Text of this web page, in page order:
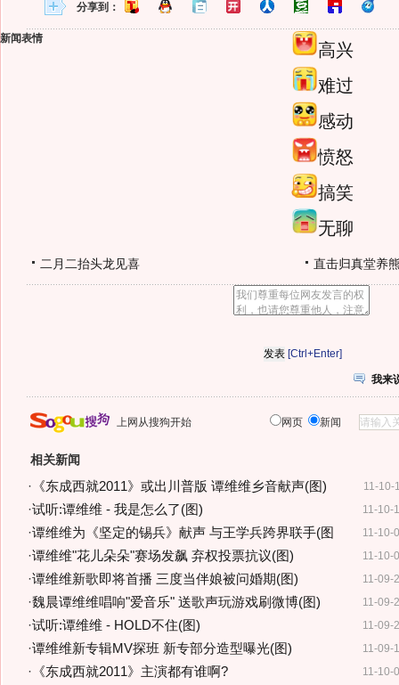
分享到：
新闻表情
高兴
难过
感动
愤怒
搞笑
无聊
二月二抬头龙见喜 直击归真堂养
[Ctrl+Enter]
我来
上网从搜狗开始 网页 新闻
相关新闻
11-10-
· 《东成西就2011》或出川普版 谭维维乡音献声(图)
11-10-
·试听:谭维维 - 我是怎么了(图)
11-10-
·谭维维为《坚定的锡兵》献声 与王学兵跨界联手(图
11-10-
·谭维维"花儿朵朵"赛场发飙 弃权投票抗议(图)
11-09-
·谭维维新歌即将首播 三度当伴娘被问婚期(图)
11-09-
·魏晨谭维维唱响"爱音乐" 送歌声玩游戏刷微博(图)
11-09-
·试听:谭维维 - HOLD不住(图)
11-09-
·谭维维新专辑MV探班 新专部分造型曝光(图)
11-10-
· 《东成西就2011》主演都有谁啊?